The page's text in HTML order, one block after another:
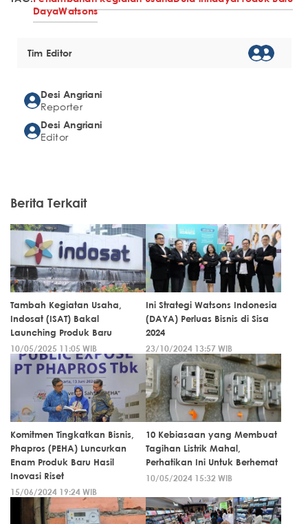
DayaWatsons
Tim Editor
Desi Angriani
Reporter
Desi Angriani
Editor
Berita Terkait
Tambah Kegiatan Usaha,
Indosat (ISAT) Bakal
Launching Produk Baru
10/05/2025 11:05 WIB
Ini Strategi Watsons Indonesia
(DAYA) Perluas Bisnis di Sisa
2024
23/10/2024 13:57 WIB
Komitmen Tingkatkan Bisnis,
Phapros (PEHA) Luncurkan
Enam Produk Baru Hasil
Inovasi Riset
15/06/2024 19:24 WIB
10 Kebiasaan yang Membuat
Tagihan Listrik Mahal,
Perhatikan Ini Untuk Berhemat
10/05/2024 15:32 WIB